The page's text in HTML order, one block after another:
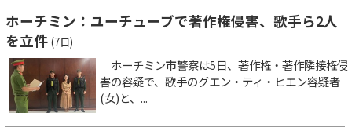
ホーチミン：ユーチューブで著作権侵害、歌手ら2人
を立件 (7日)
ホーチミン市警察は5日、著作権・著作隣接権侵
害の容疑で、歌手のグエン・ティ・ヒエン容疑者
(女)と、...